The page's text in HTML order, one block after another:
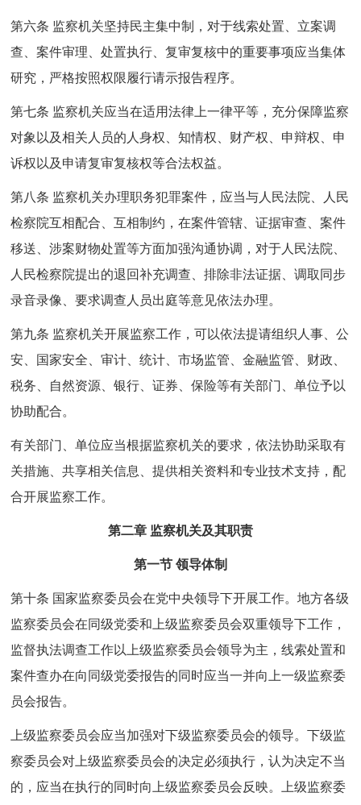
第六条 监察机关坚持民主集中制，对于线索处置、立案调
查、案件审理、处置执行、复审复核中的重要事项应当集体
研究，严格按照权限履行请示报告程序。
第七条 监察机关应当在适用法律上一律平等，充分保障监察
对象以及相关人员的人身权、知情权、财产权、申辩权、申
诉权以及申请复审复核权等合法权益。
第八条 监察机关办理职务犯罪案件，应当与人民法院、人民
检察院互相配合、互相制约，在案件管辖、证据审查、案件
移送、涉案财物处置等方面加强沟通协调，对于人民法院、
人民检察院提出的退回补充调查、排除非法证据、调取同步
录音录像、要求调查人员出庭等意见依法办理。
第九条 监察机关开展监察工作，可以依法提请组织人事、公
安、国家安全、审计、统计、市场监管、金融监管、财政、
税务、自然资源、银行、证券、保险等有关部门、单位予以
协助配合。
有关部门、单位应当根据监察机关的要求，依法协助采取有
关措施、共享相关信息、提供相关资料和专业技术支持，配
合开展监察工作。
第二章 监察机关及其职责
第一节 领导体制
第十条 国家监察委员会在党中央领导下开展工作。地方各级
监察委员会在同级党委和上级监察委员会双重领导下工作，
监督执法调查工作以上级监察委员会领导为主，线索处置和
案件查办在向同级党委报告的同时应当一并向上一级监察委
员会报告。
上级监察委员会应当加强对下级监察委员会的领导。下级监
察委员会对上级监察委员会的决定必须执行，认为决定不当
的，应当在执行的同时向上级监察委员会反映。上级监察委